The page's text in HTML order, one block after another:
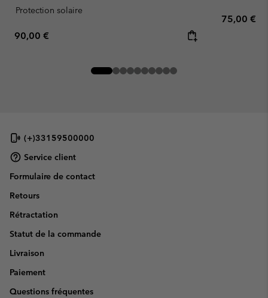
Protection solaire
Regular price:
90,00 €
Regular
75,00 €
(+)33159500000
Service client
Formulaire de contact
Retours
Rétractation
Statut de la commande
Livraison
Paiement
Questions fréquentes